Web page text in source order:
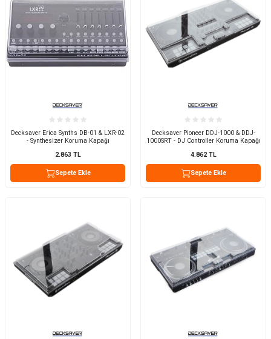
Decksaver Erica Synths DB-01 & LXR-02
- Synthesizer Koruma Kapağı
2.863 TL
Sepete Ekle
Decksaver Pioneer DDJ-1000 & DDJ-
1000SRT - DJ Controller Koruma Kapağı
4.862TL
Sepete Ekle